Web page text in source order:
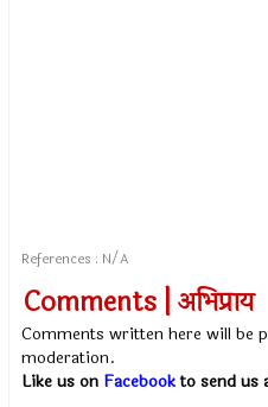
References : N/A
Comments | अभिप्राय
Comments written here will be
moderation.
Like us on Facebookto send us